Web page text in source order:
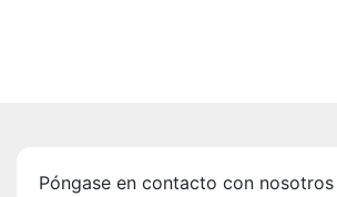
Póngase en contacto con nosotros